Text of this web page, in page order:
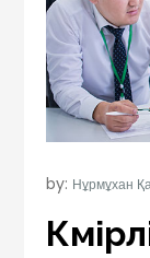
by: Нұрмұхан